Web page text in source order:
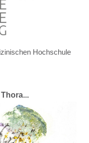
Hochschule